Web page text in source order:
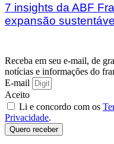
7 insights da ABF
expansão
Receba em seu e-mail, de
notícias e informações do
E-mail
Aceito
Li e concordo com os
Privacidade.
Quero receber